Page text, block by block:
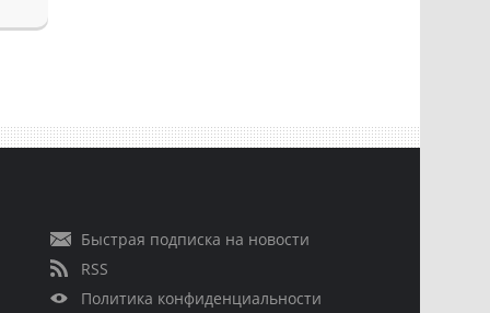
Быстрая подписка на новости
RSS
Политика конфиденциальности